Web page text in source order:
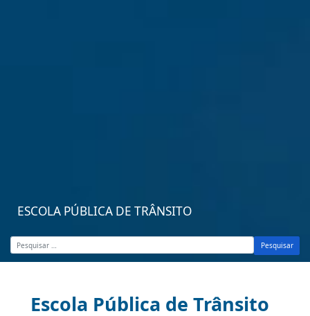
ESCOLA PÚBLICA DE TRÂNSITO
Pesquisar